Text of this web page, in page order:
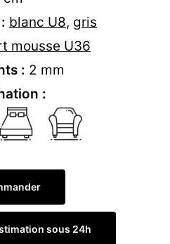
blanc U8, gris
mousse U36
: 2 mm
:
sous 24h